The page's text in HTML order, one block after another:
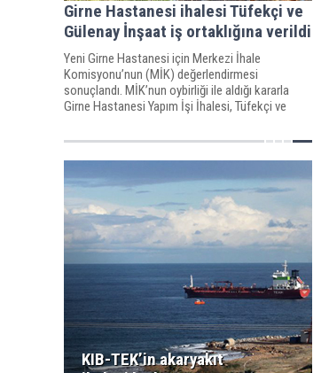
Girne Hastanesi ihalesi Tüfekçi ve
Gülenay İnşaat iş ortaklığına verildi
Yeni Girne Hastanesi için Merkezi İhale
Komisyonu’nun (MİK) değerlendirmesi
sonuçlandı. MİK’nun oybirliği ile aldığı kararla
Girne Hastanesi Yapım İşi İhalesi, Tüfekçi ve
KIB-TEK’in akaryakıt